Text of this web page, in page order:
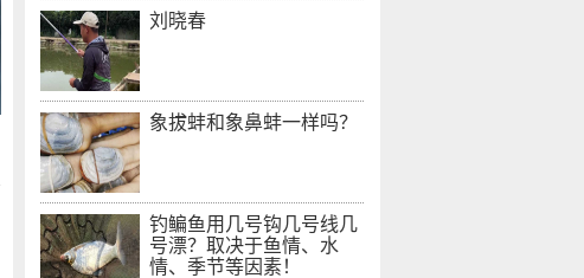
刘晓春
象拔蚌和象鼻蚌一样吗？
钓鳊鱼用几号钩几号线几
号漂？取决于鱼情、水
情、季节等因素！